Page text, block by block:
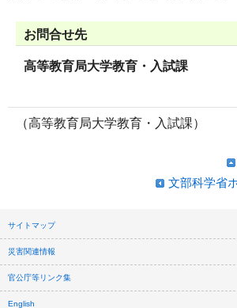
お問合せ先
高等教育局大学教育・入試課
（高等教育局大学教育・入試課）
文部科学省
サイトマップ
災害関連情報
官公庁等リンク集
English